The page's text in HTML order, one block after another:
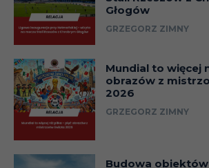
Głogów
GRZEGORZ ZIMNY
Mundial to więcej
obrazów z
2026
GRZEGORZ ZIMNY
Budowa